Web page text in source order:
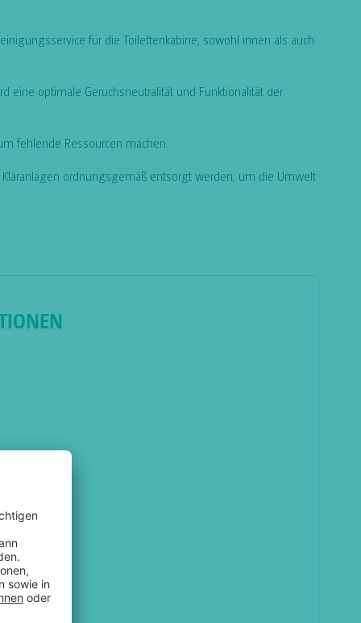
für die Toilettenkabine, sowohl innen als auch
eine optimale Geruchsneutralität und Funktionalität der
fehlende Ressourcen machen.
ordnungsgemäß entsorgt werden, um die Umwelt